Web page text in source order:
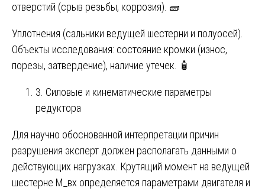
отверстий (срыв резьбы, коррозия). 🧱
Уплотнения (сальники ведущей шестерни и полуосей).
Объекты исследования: состояние кромки (износ,
порезы, затвердение), наличие утечек. 🧴
3. Силовые и кинематические параметры
редуктора
Для научно обоснованной интерпретации причин
разрушения эксперт должен располагать данными о
действующих нагрузках. Крутящий момент на ведущей
шестерне M_вх определяется параметрами двигателя и